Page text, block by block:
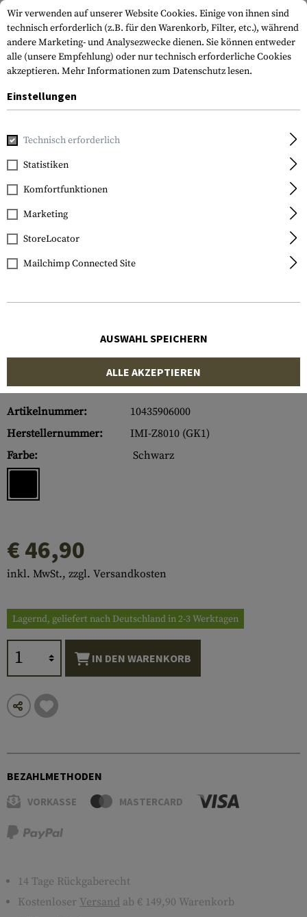
Home Tactical Gear Paddle
IMI Defense
Paddle Holster for
Glock 17
Artikelnummer:
10435906000
Herstellernummer:
IMI-Z8010 (GK1)
Farbe:
Schwarz
€ 46,90
inkl. MwSt., zzgl. Versandkosten
Lagernd, geliefert nach Deutschland in 2-3 Werktagen
IN DEN WARENKORB
BEZAHLMETHODEN
VORKASSE MASTERCARD
14 Tage Rückgaberecht
Kostenloser Versand ab € 149,90 Warenkorb
Wir verwenden auf unserer Website Cookies. Einige von ihnen sind
technisch erforderlich (z.B. für den Warenkorb, Filter, etc.), während
andere Marketing- und Analysezwecke dienen. Sie können entweder
alle (unsere Empfehlung) oder nur technisch erforderliche Cookies
akzeptieren. Mehr Informationen zum Datenschutz lesen.
Einstellungen
Technisch erforderlich
Statistiken
Komfortfunktionen
Marketing
StoreLocator
Mailchimp Connected Site
AUSWAHL SPEICHERN
ALLE AKZEPTIEREN